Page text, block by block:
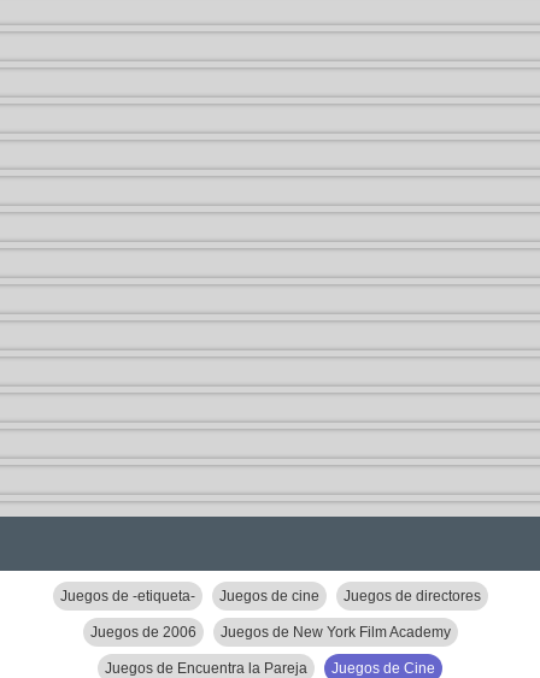
Juegos de -etiqueta- Juegos de cine Juegos de directores
Juegos de 2006 Juegos de New York Film Academy
Juegos de Encuentra la Pareja Juegos de Cine